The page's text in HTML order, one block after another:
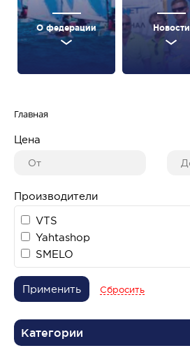
О федерации Новости
Главная
Цена
Производители
VTS
Yahtashop
SMELO
Применить Сбросить
Категории